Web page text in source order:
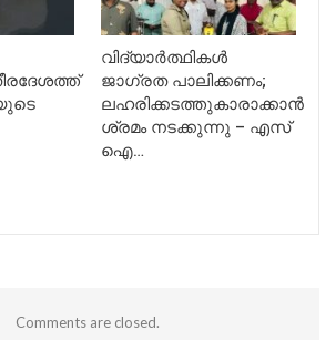
വിദ്യാർത്ഥികൾ
ജാഗ്രത പാലിക്കണം;
ലഹരിക്കടത്തുകാരാക്കാൻ
ശ്രമം നടക്കുന്നു – എസ്
ഐ…
Comments are closed.